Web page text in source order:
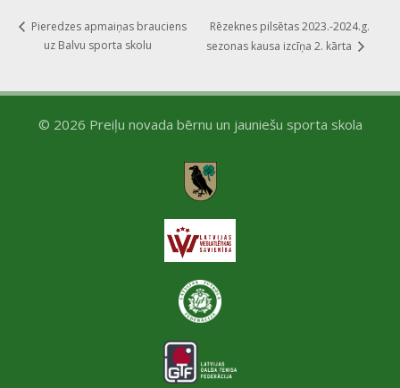
Pieredzes apmaiņas brauciens
uz Balvu sporta skolu
Rēzeknes pilsētas 2023.-2024.g.
sezonas kausa izcīņa 2. kārta
© 2026 Preiļu novada bērnu un jauniešu sporta skola